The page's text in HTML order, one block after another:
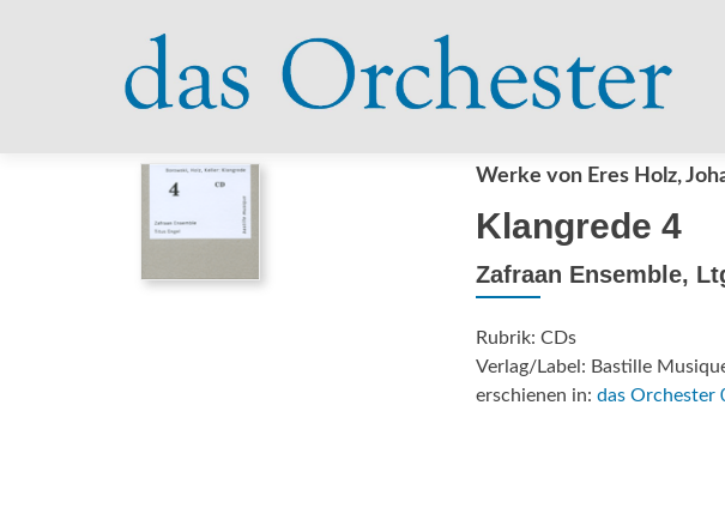
Werke von Eres Holz,
Klangrede 4
Zafraan Ensemble,
Rubrik: CDs
Verlag/Label: Bastille
erschienen in: das Orchester